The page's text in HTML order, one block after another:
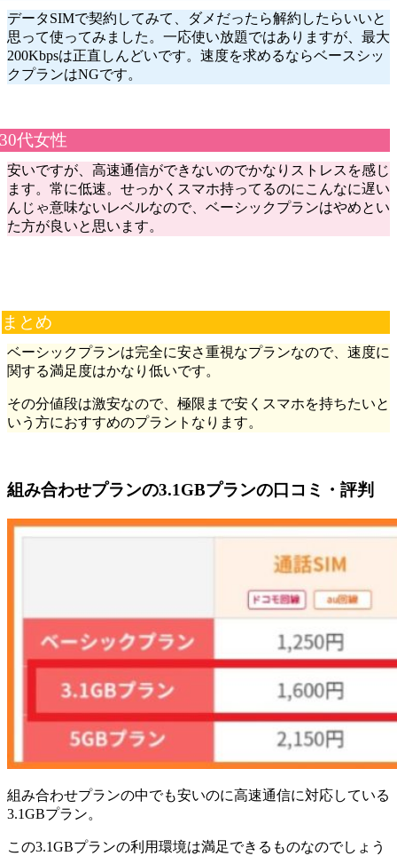
データSIMで契約してみて、ダメだったら解約したらいいと
思って使ってみました。一応使い放題ではありますが、最大
200Kbpsは正直しんどいです。速度を求めるならベースシッ
クプランはNGです。
30代女性
安いですが、高速通信ができないのでかなりストレスを感じ
ます。常に低速。せっかくスマホ持ってるのにこんなに遅い
んじゃ意味ないレベルなので、ベーシックプランはやめとい
た方が良いと思います。
まとめ
ベーシックプランは完全に安さ重視なプランなので、速度に
関する満足度はかなり低いです。
その分値段は激安なので、極限まで安くスマホを持ちたいと
いう方におすすめのプラントなります。
組み合わせプランの3.1GBプランの口コミ・評判
組み合わせプランの中でも安いのに高速通信に対応している
3.1GBプラン。
この3.1GBプランの利用環境は満足できるものなのでしょう